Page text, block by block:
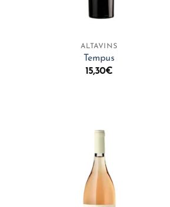
ALTAVINS
Tempus
15,30€